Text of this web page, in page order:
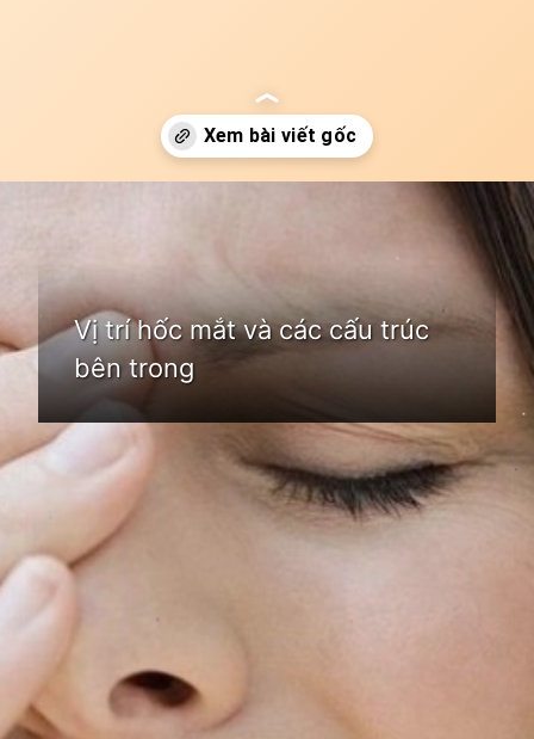
Vị trí hốc mắt và các cấu trúc
bên trong